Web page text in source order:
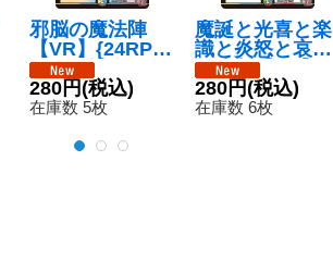
邪脳の魔法陣
【VR】{24RP4
7/76}《多》
280円(税込)
在庫数 5枚
魔誕と光喜と楽
識と炎怒と哀樹
の決断【VR】{2
4RP411/76}
《多》
280円(税込)
在庫数 6枚